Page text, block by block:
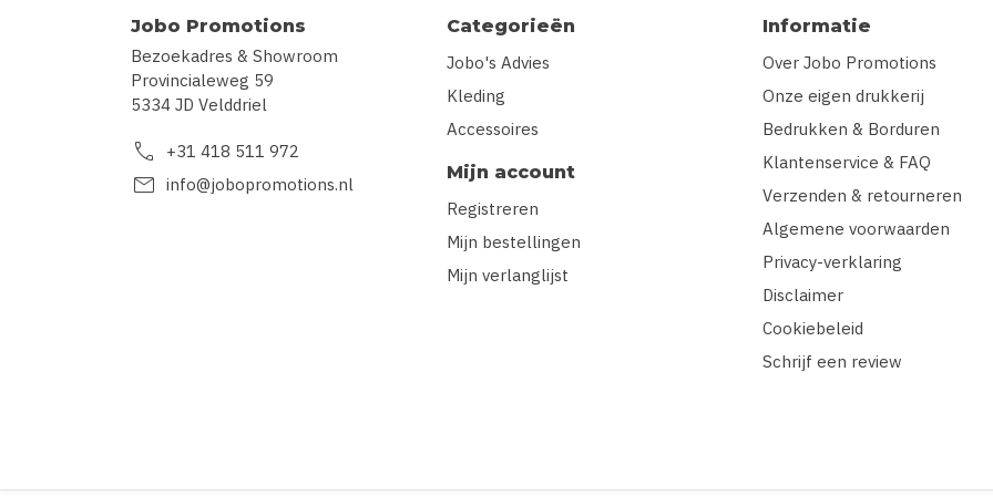
Jobo Promotions
Bezoekadres & Showroom
Provincialeweg 59
5334 JD Velddriel
call +31 418 511 972
mail info@jobopromotions.nl
Categorieën
Jobo's Advies
Kleding
Accessoires
Mijn account
Registreren
Mijn bestellingen
Mijn verlanglijst
Informatie
Over Jobo Promotions
Onze eigen drukkerij
Bedrukken & Borduren
Klantenservice & FAQ
Verzenden & retourneren
Algemene voorwaarden
Privacy-verklaring
Disclaimer
Cookiebeleid
Schrijf een review